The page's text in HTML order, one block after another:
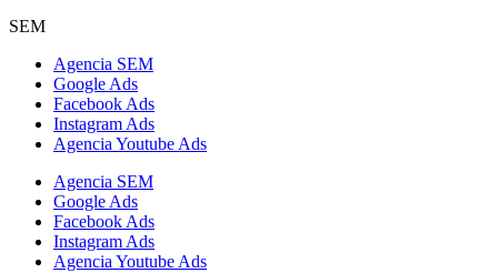
SEM
Agencia SEM
Google Ads
Facebook Ads
Instagram Ads
Agencia Youtube Ads
Agencia SEM
Google Ads
Facebook Ads
Instagram Ads
Agencia Youtube Ads